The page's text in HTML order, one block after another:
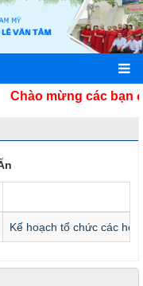
Chào mừng các bạn
Kế hoạch tổ chức các